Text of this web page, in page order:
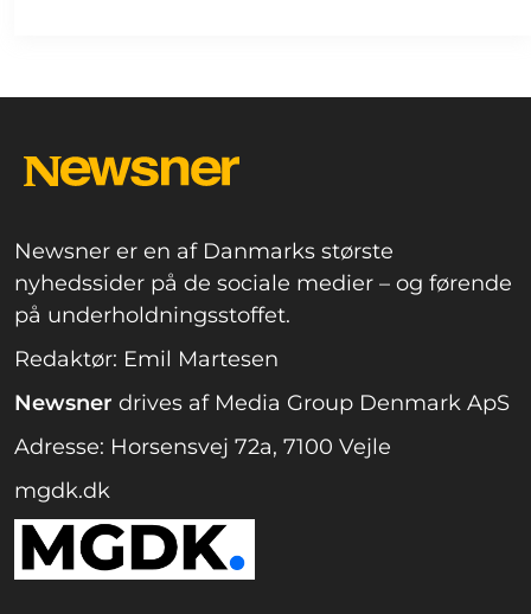
Newsner er en af Danmarks største
nyhedssider på de sociale medier – og førende
på underholdningsstoffet.
Redaktør: Emil Martesen
Newsner drives af Media Group Denmark ApS
Adresse: Horsensvej 72a, 7100 Vejle
mgdk.dk